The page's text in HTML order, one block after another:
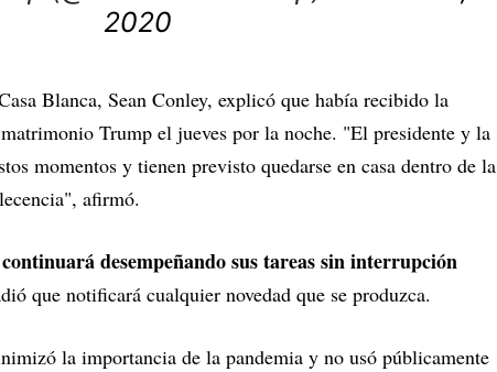
2020
Blanca, Sean Conley, explicó que había recibido la
Trump el jueves por la noche. "El presidente y la
momentos y tienen previsto quedarse en casa dentro de la
afirmó.
desempeñando sus tareas sin interrupción
que notificará cualquier novedad que se produzca.
la importancia de la pandemia y no usó públicamente